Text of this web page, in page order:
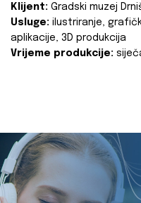
Klijent: Gradski muzej
Usluge: ilustriranje,
aplikacije, 3D produkcija
Vrijeme produkcije: